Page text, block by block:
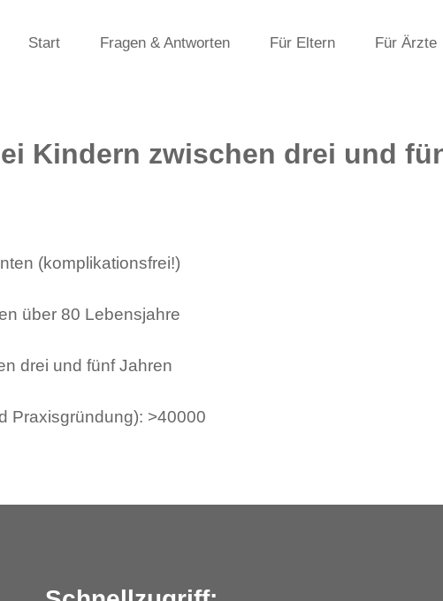
Start Fragen & Antworten Für Eltern Für Ärzte
Kindern zwischen drei und
(komplikationsfrei!)
über 80 Lebensjahre
drei und fünf Jahren
Praxisgründung): >40000